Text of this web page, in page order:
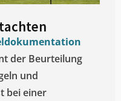
der Beurteilung
und
bei einer